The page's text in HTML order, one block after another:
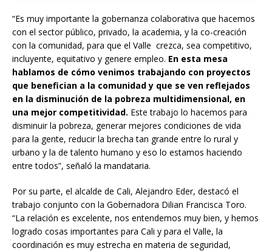
“Es muy importante la gobernanza colaborativa que hacemos
con el sector público, privado, la academia, y la co-creación
con la comunidad, para que el Valle crezca, sea competitivo,
incluyente, equitativo y genere empleo. En esta mesa
hablamos de cómo venimos trabajando con proyectos
que benefician a la comunidad y que se ven reflejados
en la disminución de la pobreza multidimensional, en
una mejor competitividad. Este trabajo lo hacemos para
disminuir la pobreza, generar mejores condiciones de vida
para la gente, reducir la brecha tan grande entre lo rural y
urbano y la de talento humano y eso lo estamos haciendo
entre todos”, señaló la mandataria.
Por su parte, el alcalde de Cali, Alejandro Eder, destacó el
trabajo conjunto con la Gobernadora Dilian Francisca Toro.
“La relación es excelente, nos entendemos muy bien, y hemos
logrado cosas importantes para Cali y para el Valle, la
coordinación es muy estrecha en materia de seguridad,